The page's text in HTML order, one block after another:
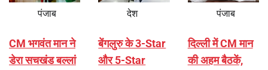
पंजाब
CM भगवंत मान ने
डेरा सचखंड बल्लां
देश
बेंगलुरु के 3-Star
और 5-Star
पंजाब
दिल्ली में CM मान
की अहम बैठकें,